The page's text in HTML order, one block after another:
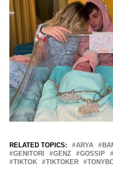
RELATED TOPICS: ARYA
GENITORI
GENZ GOSSIP
TIKTOK
TIKTOKER